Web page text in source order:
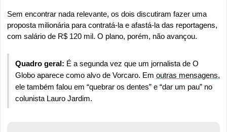
Sem encontrar nada relevante, os dois discutiram fazer uma
proposta milionária para contratá-la e afastá-la das reportagens,
com salário de R$ 120 mil. O plano, porém, não avançou.
Quadro geral: É a segunda vez que um jornalista de O
Globo aparece como alvo de Vorcaro. Em outras mensagens,
ele também falou em “quebrar os dentes” e “dar um pau” no
colunista Lauro Jardim.